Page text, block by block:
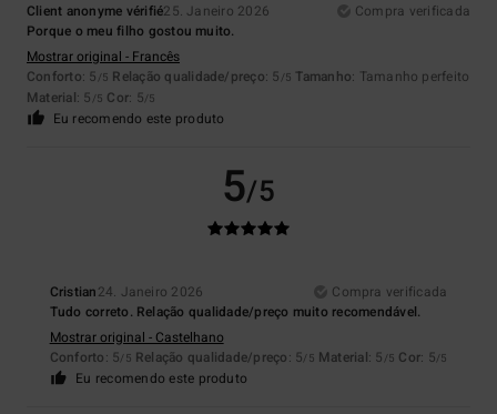
Client anonyme vérifié25. Janeiro 2026
Compra verificada
Porque o meu filho gostou muito.
Mostrar original - Francês
Conforto: 5 /5 Relação qualidade/preço: 5 /5 Tamanho: Tamanho perfeito
Material: 5 /5 Cor: 5/5
Eu recomendo este produto
5/5
Cristian24. Janeiro 2026
Compra verificada
Tudo correto. Relação qualidade/preço muito recomendável.
Mostrar original - Castelhano
Conforto: 5/5 Relação qualidade/preço: 5/5 Material: 5 /5 Cor: 5/5
Eu recomendo este produto